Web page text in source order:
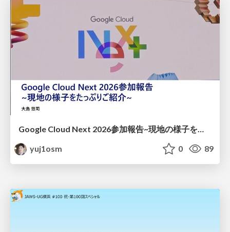
Google Cloud Next 2026参加報告~現地の様子をたっぷりご紹介~ / Google Cloud Next 2026 Participation Report
yuj1osm
0 89